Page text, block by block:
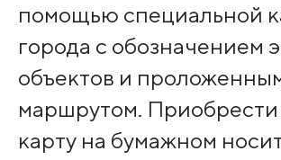
помощью специальной
города с обозначением
объектов и
маршрутом.
карту на бумажном